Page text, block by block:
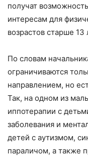
получат
интересам для
возрастов старше
По словам
ограничиваются
направлением, но
Так, на одном из
иппотерапии с
заболевания и
детей с аутизмом,
параличом, а также